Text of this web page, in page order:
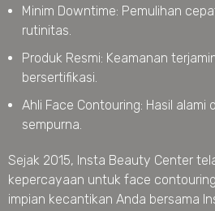
Minim Downtime: Pemulihan
rutinitas.
Produk Resmi: Keamanan
bersertifikasi.
Ahli Face Contouring: Hasil alami
sempurna.
Sejak 2015, Insta Beauty Center
kepercayaan untuk face
impian kecantikan Anda bersama